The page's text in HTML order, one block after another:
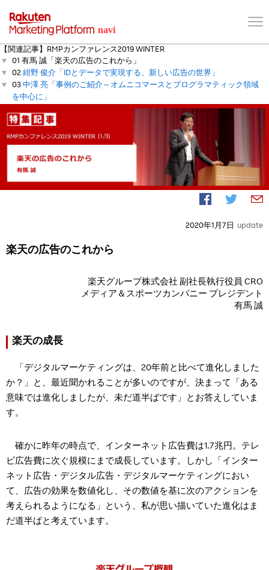
【関連記事】RMPカンファレンス2019 WINTER
01 有馬 誠「楽天の広告のこれから」
02 紺野 俊介「IDとデータで実現する、新しい広告の世界」
03 中澤 亮「事例のご紹介～オムニコマースとプログラマティック領域
を中心に」
2020年1月7日 update
楽天の広告のこれから
楽天グループ株式会社 副社長執行役員 CRO
メディア＆スポーツカンパニー プレジデント
有馬 誠
楽天の成長
「デジタルマーケティングは、20年前と比べて進化しました
か？」と、最近聞かれることが多いのですが、決まって「ある
意味では進化しましたが、未だ道半ばです」とお答えしていま
す。
確かに昨年の時点で、インターネット広告費は1.7兆円。テレ
ビ広告費に次ぐ規模にまで成長しています。しかし「インター
ネット広告・デジタル広告・デジタルマーケティングにおい
て、広告の効果を数値化し、その数値を基に次のアクションを
考えられるようになる」という、私が思い描いていた進化はま
だ道半ばと考えています。